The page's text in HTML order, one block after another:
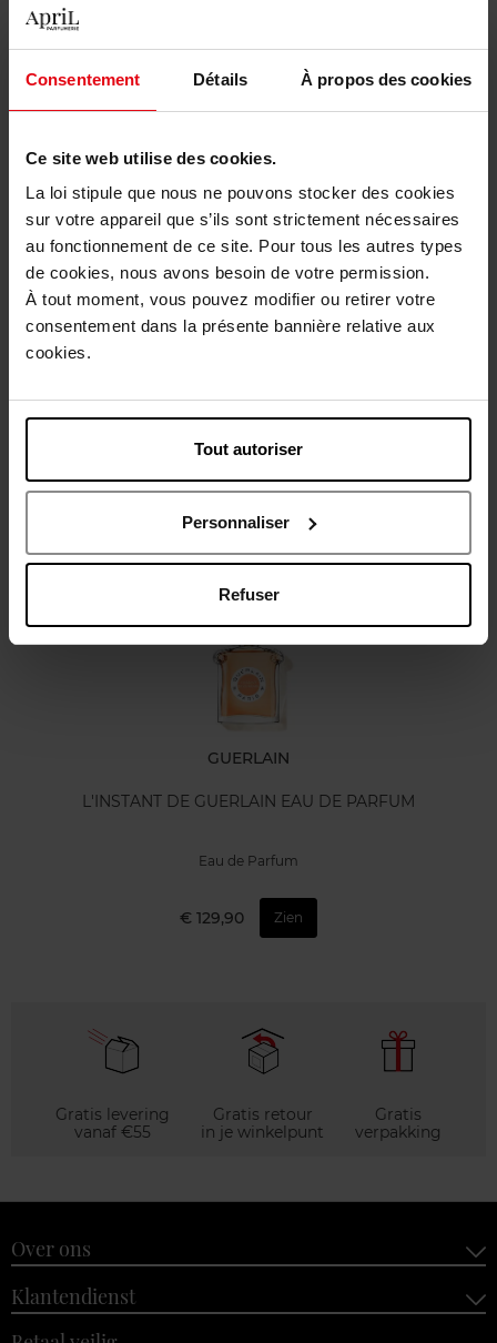
Consentement Détails À propos des cookies
Ce site web utilise des cookies.
La loi stipule que nous ne pouvons stocker des cookies
sur votre appareil que s’ils sont strictement nécessaires
au fonctionnement de ce site. Pour tous les autres types
de cookies, nous avons besoin de votre permission.
À tout moment, vous pouvez modifier ou retirer votre
consentement dans la présente bannière relative aux
cookies.
Tout autoriser
Personnaliser
Refuser
Bestel nu!
Gratis levering bij aankoop van min. 55€
Gratis retour in je winkelpunt
Gratis verpakking
Beschrijving
Karakteristieken
Review
Nog iets vergeten ?
GUERLAIN
L'INSTANT DE GUERLAIN EAU DE PARFUM
Eau de Parfum
€ 129,90 Zien
Gratis levering
vanaf €55
Gratis retour
in je winkelpunt
Gratis
verpakking
Over ons
Klantendienst